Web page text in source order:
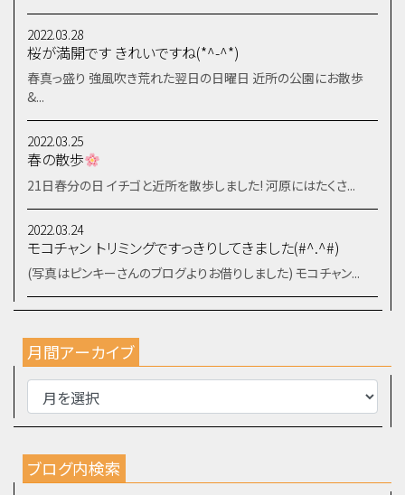
2022.03.28
桜が満開です きれいですね(*^-^*)
春真っ盛り 強風吹き荒れた翌日の日曜日 近所の公園にお散歩
&...
2022.03.25
春の散歩
21日春分の日 イチゴと近所を散歩しました! 河原にはたくさ...
2022.03.24
モコチャン トリミングですっきりしてきました(#^.^#)
(写真はピンキーさんのブログよりお借りしました) モコチャン...
月間アーカイブ
ブログ内検索